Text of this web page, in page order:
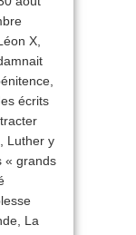
X,
écrits
Luther y
« grands
La